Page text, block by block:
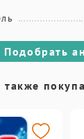
Подобрать